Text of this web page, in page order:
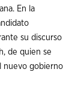
En la
su discurso
de quien se
nuevo gobierno